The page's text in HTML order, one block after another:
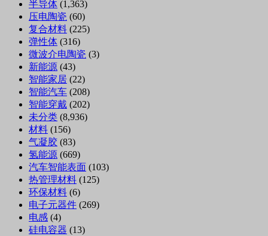
半导体 (1,363)
压电陶瓷 (60)
复合材料 (225)
弹性体 (316)
微波介电陶瓷 (3)
新能源 (43)
智能家居 (22)
智能汽车 (208)
智能穿戴 (202)
未分类 (8,936)
材料 (156)
气凝胶 (83)
氢能源 (669)
汽车智能表面 (103)
热管理材料 (125)
环保材料 (6)
电子元器件 (269)
电感 (4)
硅电容器 (13)